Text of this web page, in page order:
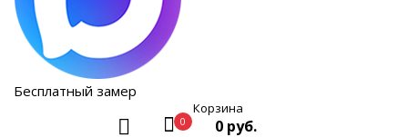
Бесплатный замер
0
Корзина
0 руб.